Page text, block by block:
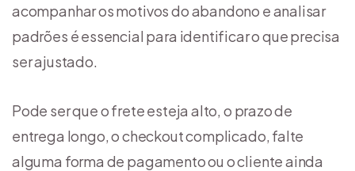
acompanhar os motivos do abandono e analisar
padrões é essencial para identificar o que precisa
ser ajustado.
Pode ser que o frete esteja alto, o prazo de
entrega longo, o checkout complicado, falte
alguma forma de pagamento ou o cliente ainda